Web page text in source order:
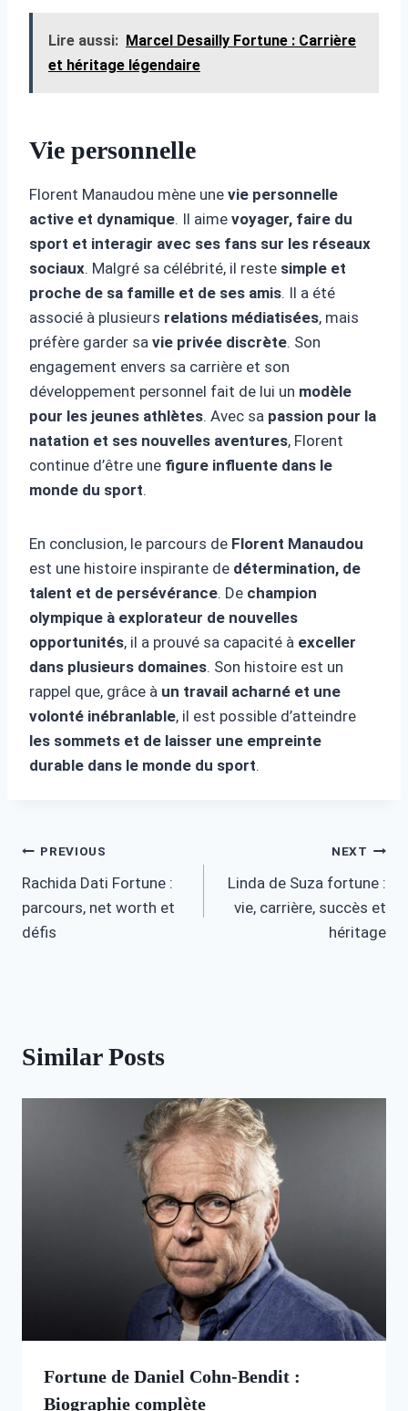
Lire aussi: Marcel Desailly Fortune : Carrière
et héritage légendaire
Vie personnelle
Florent Manaudou mène une vie personnelle
active et dynamique. Il aime voyager, faire du
sport et interagir avec ses fans sur les réseaux
sociaux. Malgré sa célébrité, il reste simple et
proche de sa famille et de ses amis. Il a été
associé à plusieurs relations médiatisées, mais
préfère garder sa vie privée discrète. Son
engagement envers sa carrière et son
développement personnel fait de lui un modèle
pour les jeunes athlètes. Avec sa passion pour la
natation et ses nouvelles aventures, Florent
continue d’être une figure influente dans le
monde du sport.
En conclusion, le parcours de Florent Manaudou
est une histoire inspirante de détermination, de
talent et de persévérance. De champion
olympique à explorateur de nouvelles
opportunités, il a prouvé sa capacité à exceller
dans plusieurs domaines. Son histoire est un
rappel que, grâce à un travail acharné et une
volonté inébranlable, il est possible d’atteindre
les sommets et de laisser une empreinte
durable dans le monde du sport.
Post
navigation
PREVIOUS
Rachida Dati Fortune :
parcours, net worth et
défis
NEXT
Linda de Suza fortune :
vie, carrière, succès et
héritage
Similar Posts
Fortune de Daniel Cohn-Bendit :
Biographie complète